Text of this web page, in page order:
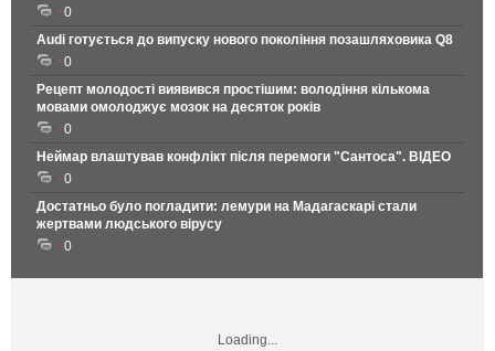
0
Audi готується до випуску нового покоління позашляховика Q8
0
Рецепт молодості виявився простішим: володіння кількома
мовами омолоджує мозок на десяток років
0
Неймар влаштував конфлікт після перемоги "Сантоса". ВІДЕО
0
Достатньо було погладити: лемури на Мадагаскарі стали
жертвами людського вірусу
0
Loading...